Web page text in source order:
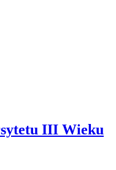
III Wieku